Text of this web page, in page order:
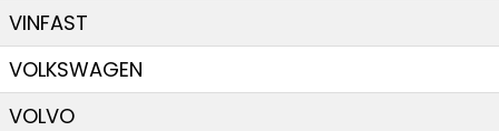
VINFAST
VOLKSWAGEN
VOLVO